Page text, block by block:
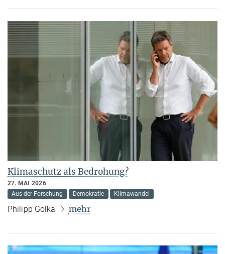
Klimaschutz als Bedrohung?
27. MAI 2026
Aus der Forschung
Demokratie Klimawandel
Philipp Golka mehr